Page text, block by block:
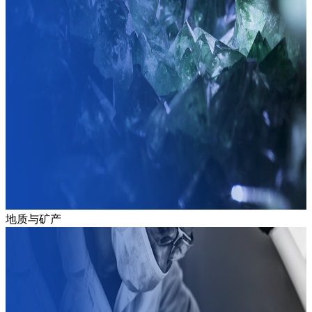
地质与矿产